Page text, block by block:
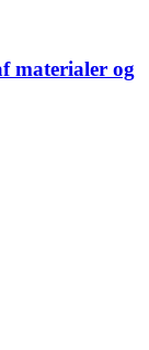
materialer og